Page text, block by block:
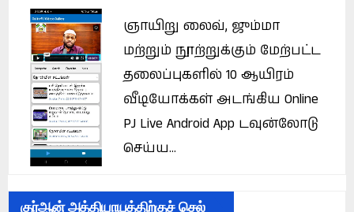
ஞாயிறு லைவ், ஜும்மா
மற்றும் நூற்றுக்கும் மேற்பட்ட
தலைப்புகளில் 10 ஆயிரம்
வீடியோக்கள் அடங்கிய Online
PJ Live Android App டவுன்லோடு
செய்ய...
குர்ஆன் அத்தியாயத்திற்குச் செல்